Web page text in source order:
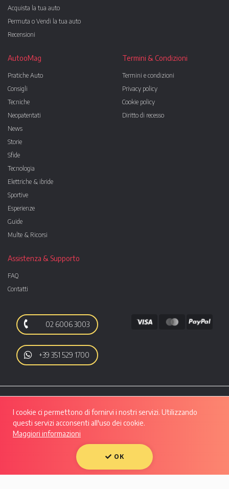
Acquista la tua auto
Permuta o Vendi la tua auto
Recensioni
AutooMag
Pratiche Auto
Consigli
Tecniche
Neopatentati
News
Storie
Sfide
Tecnologia
Elettriche & ibride
Sportive
Esperienze
Guide
Multe & Ricorsi
Termini & Condizioni
Termini e condizioni
Privacy policy
Cookie policy
Diritto di recesso
Assistenza & Supporto
FAQ
Contatti
02 6006 3003
+39 351 529 1700
Autoo srl | Viale Luigi Majno, 28 - CAP 20129, MILANO | P.IVA: 10133550961 |
REA: MI - 2508280 | Capitale Sociale: Euro 50.607,29 i.v.
I cookie ci permettono di fornirvi i nostri servizi. Utilizzando
questi servizi acconsenti all'uso dei cookie.
Maggiori informazioni
OK